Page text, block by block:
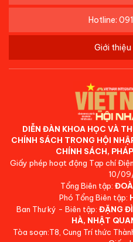
Hotline:
Giới
DIỄN ĐÀN KHOA HỌC VÀ
CHÍNH SÁCH TRONG HỘI
CHÍNH SÁCH,
Giấy phép hoạt động Tạp chí
10/
Tổng Biên tập:
Phó Tổng Biên tập:
Ban Thư ký - Biên tập: ĐẶNG
HÀ, NHẬT
Tòa soạn:T8, Cung Trí thức